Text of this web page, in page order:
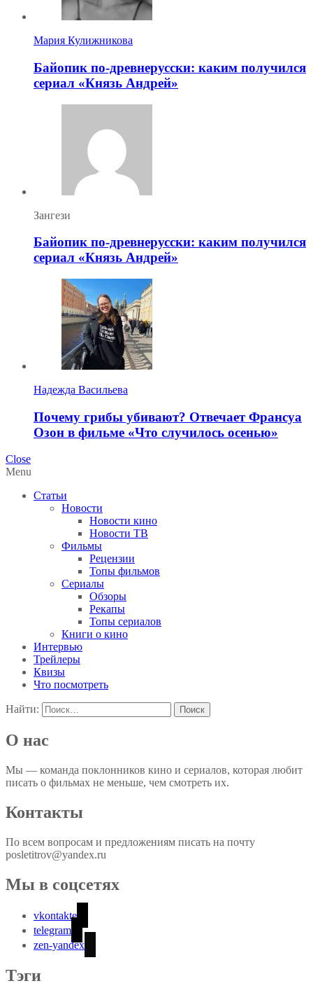
Мария Кулижникова
Байопик по-древнерусски: каким получился
сериал «Князь Андрей»
Зангези
Байопик по-древнерусски: каким получился
сериал «Князь Андрей»
Надежда Васильева
Почему грибы убивают? Отвечает Франсуа
Озон в фильме «Что случилось осенью»
Close
Menu
Статьи
Новости
Новости кино
Новости ТВ
Фильмы
Рецензии
Топы фильмов
Сериалы
Обзоры
Рекапы
Топы сериалов
Книги о кино
Интервью
Трейлеры
Квизы
Что посмотреть
Найти:
О нас
Мы — команда поклонников кино и сериалов, которая любит
писать о фильмах не меньше, чем смотреть их.
Контакты
По всем вопросам и предложениям писать на почту
posletitrov@yandex.ru
Мы в соцсетях
vkontakte
telegram
zen-yandex
Тэги